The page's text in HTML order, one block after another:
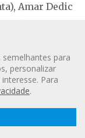
Leia a
Digital
Amar Dedic
Stjepan
(Sampdoria)
(Hull City),
Dzenis
Liberec),
para
personalizar
Para
.